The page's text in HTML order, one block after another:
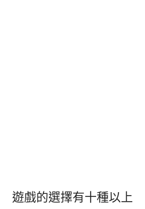
遊戲的選擇有十種以上